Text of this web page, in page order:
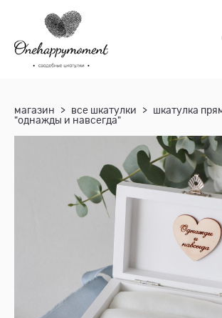
магазин > все шкатулки >
шкатулка
"однажды и навсегда"